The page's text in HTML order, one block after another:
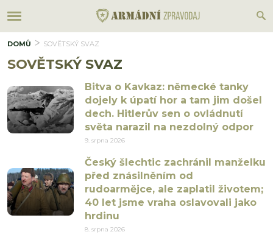
DOMŮ SOVĚTSKÝ SVAZ
SOVĚTSKÝ SVAZ
Bitva o Kavkaz: německé tanky
dojely k úpatí hor a tam jim došel
dech. Hitlerův sen o ovládnutí
světa narazil na nezdolný odpor
9. srpna 2026
Český šlechtic zachránil manželku
před znásilněním od
rudoarmějce, ale zaplatil životem;
40 let jsme vraha oslavovali jako
hrdinu
8. srpna 2026